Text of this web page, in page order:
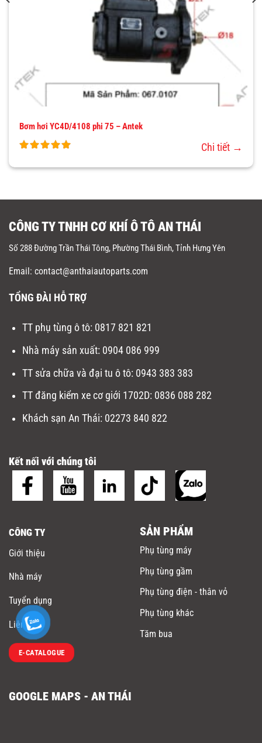
Bơm hơi YC4D/4108 phi 75 – Antek
Chi tiết →
CÔNG TY TNHH CƠ KHÍ Ô TÔ AN THÁI
Số 288 Đường Trần Thái Tông, Phường Thái Bình, Tỉnh Hưng Yên
Email: contact@anthaiautoparts.com
TỔNG ĐÀI HỖ TRỢ
TT phụ tùng ô tô: 0817 821 821
Nhà máy sản xuất: 0904 086 999
TT sửa chữa và đại tu ô tô: 0943 383 383
TT đăng kiểm xe cơ giới 1702D: 0836 088 282
Khách sạn An Thái: 02273 840 822
Kết nối với chúng tôi
CÔNG TY
Giới thiệu
Nhà máy
Tuyển dụng
Liên hệ
E-CATALOGUE
SẢN PHẨM
Phụ tùng máy
Phụ tùng gầm
Phụ tùng điện - thân vỏ
Phụ tùng khác
Tăm bua
GOOGLE MAPS - AN THÁI